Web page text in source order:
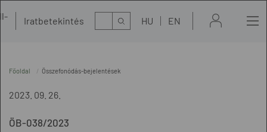
Iratbetekintés Kereső HU EN
Főoldal Összefonódás-bejelentések
2023. 09. 26.
ÖB-038/2023